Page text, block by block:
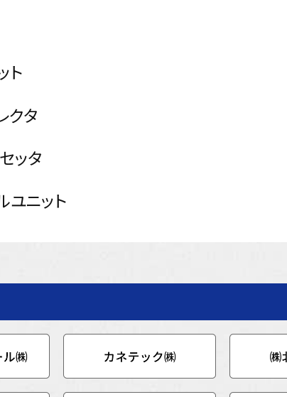
ト
クタ
ッタ
ユニット